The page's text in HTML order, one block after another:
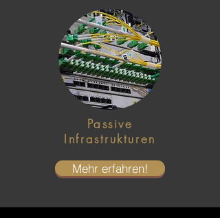
Passive
Infrastrukturen
Mehr erfahren!